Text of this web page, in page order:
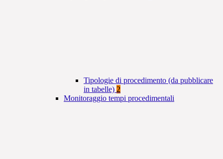
Tipologie di procedimento (da pubblicare
in tabelle) 2
Monitoraggio tempi procedimentali